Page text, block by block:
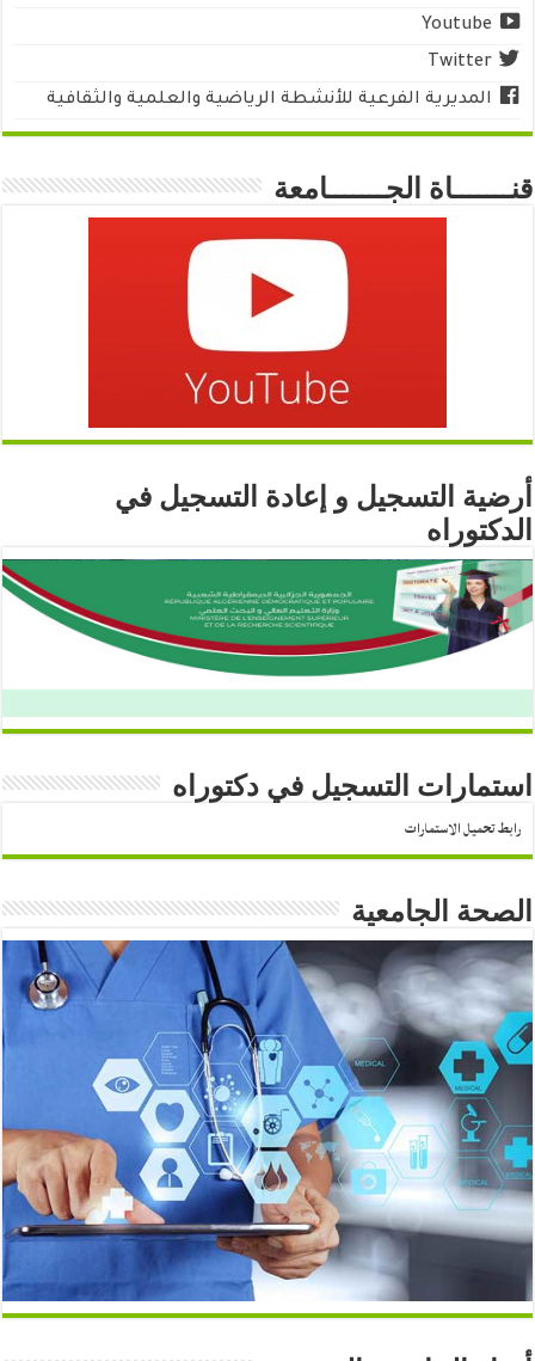
Youtube
Twitter
المديرية الفرعية للأنشطة الرياضية والعلمية والثقافية
قنـــــــاة الجـــــــامعة
أرضية التسجيل و إعادة التسجيل في
الدكتوراه
استمارات التسجيل في دكتوراه
رابط تحميل الاستمارات
الصحة الجامعية